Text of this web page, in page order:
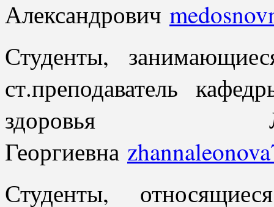
Александрович
Студенты,
ст.преподаватель
здоровья
Георгиевна
Студенты,